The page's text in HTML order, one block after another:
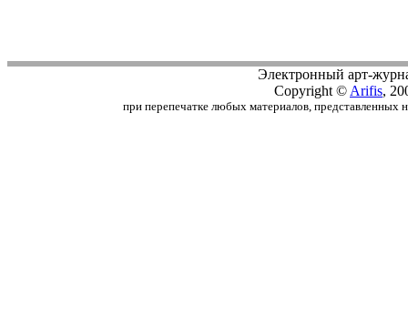
Электронный арт-
Copyright © Arifis,
при перепечатке любых материалов, представленных